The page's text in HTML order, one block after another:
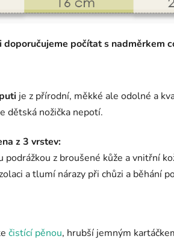
počítat s nadměrkem
je z přírodní, měkké ale odolné a
dětská nožička nepotí.
z 3 vrstev:
podrážkou z broušené kůže a vnitřní
a tlumí nárazy při chůzi a běhání
čistící pěnou, hrubší jemným